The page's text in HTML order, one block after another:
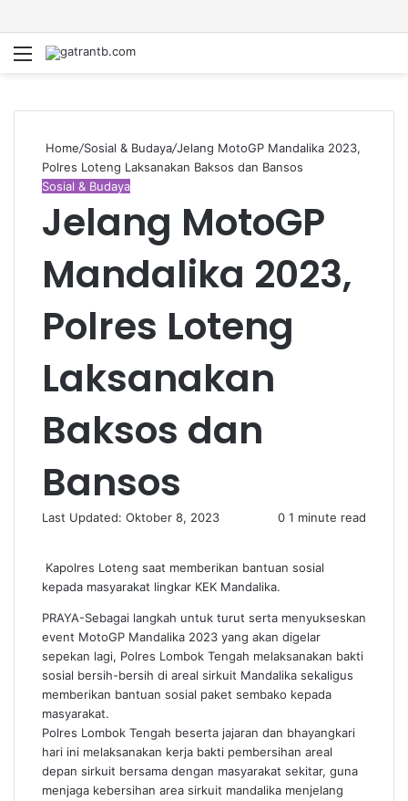
Menu
Home/Sosial & Budaya/Jelang MotoGP Mandalika 2023,
Polres Loteng Laksanakan Baksos dan Bansos
Sosial & Budaya
Jelang MotoGP
Mandalika 2023,
Polres Loteng
Laksanakan
Baksos dan
Bansos
Last Updated: Oktober 8, 2023 0 1 minute read
Kapolres Loteng saat memberikan bantuan sosial
kepada masyarakat lingkar KEK Mandalika.
PRAYA-Sebagai langkah untuk turut serta menyukseskan
event MotoGP Mandalika 2023 yang akan digelar
sepekan lagi, Polres Lombok Tengah melaksanakan bakti
sosial bersih-bersih di areal sirkuit Mandalika sekaligus
memberikan bantuan sosial paket sembako kepada
masyarakat.
Polres Lombok Tengah beserta jajaran dan bhayangkari
hari ini melaksanakan kerja bakti pembersihan areal
depan sirkuit bersama dengan masyarakat sekitar, guna
menjaga kebersihan area sirkuit mandalika menjelang